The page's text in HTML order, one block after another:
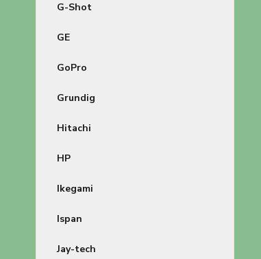
G-Shot
GE
GoPro
Grundig
Hitachi
HP
Ikegami
Ispan
Jay-tech